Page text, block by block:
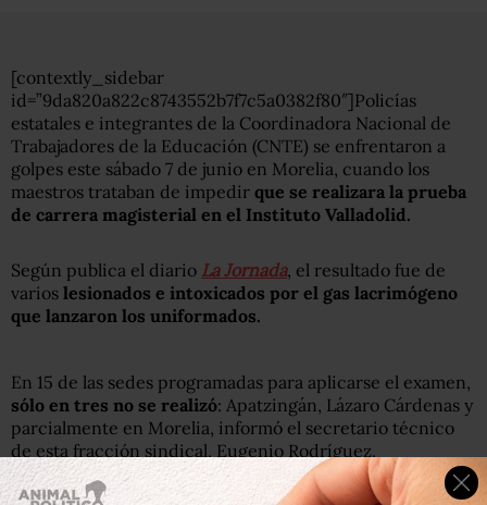
[contextly_sidebar
id=”9da820a822c8743552b7f7c5a0382f80″]Policías
estatales e integrantes de la Coordinadora Nacional de
Trabajadores de la Educación (CNTE) se enfrentaron a
golpes este sábado 7 de junio en Morelia, cuando los
maestros trataban de impedir que se realizara la prueba
de carrera magisterial en el Instituto Valladolid.
Según publica el diario La Jornada, el resultado fue de
varios lesionados e intoxicados por el gas lacrimógeno
que lanzaron los uniformados.
En 15 de las sedes programadas para aplicarse el examen,
sólo en tres no se realizó: Apatzingán, Lázaro Cárdenas y
parcialmente en Morelia, informó el secretario técnico
de esta fracción sindical, Eugenio Rodríguez.